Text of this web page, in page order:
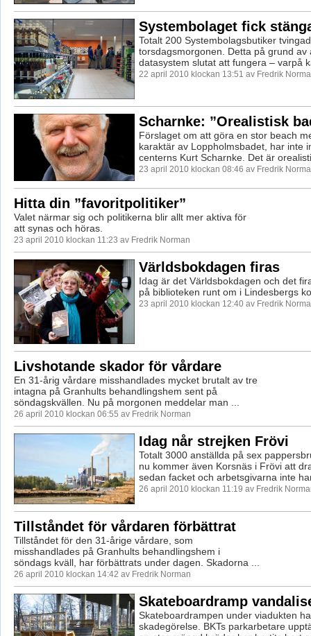
Systembolaget fick
Totalt 200 Systembolagsbutiker
torsdagsmorgonen. Detta på grund av
datasystem slutat att fungera – varpå
22 april 2010 klockan 13:51 av Fredrik
Scharnke: ”Orealistisk
Förslaget om att göra en stor beach
karaktär av Loppholmsbadet, har inte
centerns Kurt Scharnke. Det är
23 april 2010 klockan 08:46 av Fredrik
Hitta din ”favoritpolitiker”
Valet närmar sig och politikerna blir allt mer aktiva för
att synas och höras.
23 april 2010 klockan 11:23 av Fredrik Norman
Världsbokdagen firas
Idag är det Världsbokdagen och det
på biblioteken runt om i Lindesbergs
23 april 2010 klockan 12:40 av Fredrik
Livshotande skador för vårdare
En 31-årig vårdare misshandlades mycket brutalt av tre
intagna på Granhults behandlingshem sent på
söndagskvällen. Nu på morgonen meddelar man ...
26 april 2010 klockan 06:55 av Fredrik Norman
Idag når strejken Frövi
Totalt 3000 anställda på sex
nu kommer även Korsnäs i Frövi att
sedan facket och arbetsgivarna inte
26 april 2010 klockan 11:19 av Fredrik
Tillståndet för vårdaren förbättrat
Tillståndet för den 31-årige vårdare, som
misshandlades på Granhults behandlingshem i
söndags kväll, har förbättrats under dagen. Skadorna ...
26 april 2010 klockan 14:42 av Fredrik Norman
Skateboardramp
Skateboardrampen under viadukten
skadegörelse. BKTs parkarbetare